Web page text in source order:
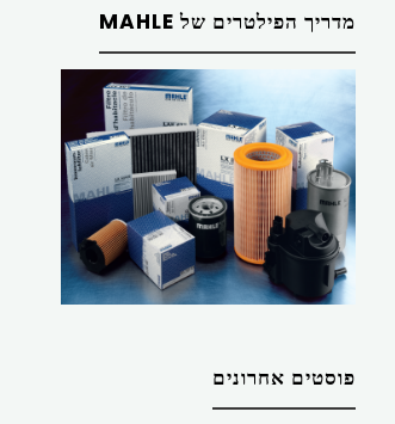
מדריך הפילטרים של MAHLE
פוסטים אחרונים